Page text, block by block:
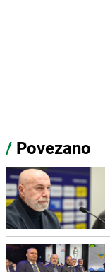
/ Povezano